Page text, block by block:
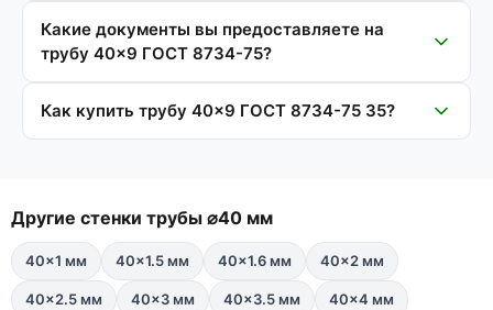
Какие документы вы предоставляете на
трубу 40×9 ГОСТ 8734-75?
Как купить трубу 40×9 ГОСТ 8734-75 35?
Другие стенки трубы ⌀40 мм
40×1 мм 40×1.5 мм 40×1.6 мм 40×2 мм
40×2.5 мм 40×3 мм 40×3.5 мм 40×4 мм